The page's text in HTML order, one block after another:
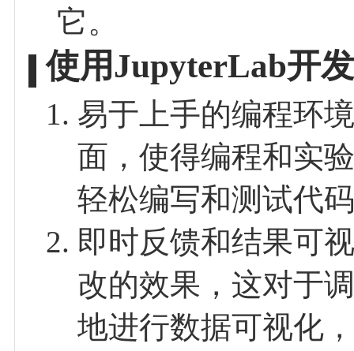
它。
使用JupyterLab开
易于上手的编程环
面，使得编程和实
轻松编写和测试代
即时反馈和结果可
改的效果，这对于
地进行数据可视化